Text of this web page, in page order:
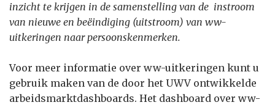
inzicht te krijgen in de samenstelling van de instroom
van nieuwe en beëindiging (uitstroom) van ww-
uitkeringen naar persoonskenmerken.
Voor meer informatie over ww-uitkeringen kunt u
gebruik maken van de door het UWV ontwikkelde
arbeidsmarktdashboards. Het dashboard over ww-